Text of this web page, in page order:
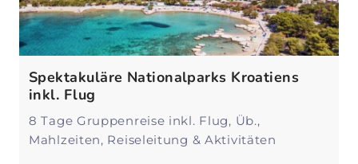
Spektakuläre Nationalparks Kroatiens
inkl. Flug
8 Tage Gruppenreise inkl. Flug, Üb.,
Mahlzeiten, Reiseleitung & Aktivitäten